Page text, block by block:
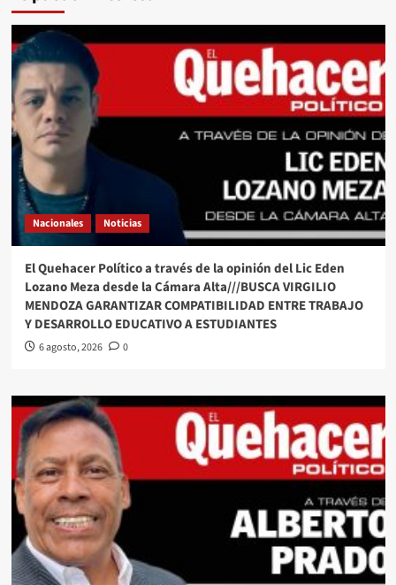
Nacionales Noticias
El Quehacer Político a través de la opinión del Lic Eden
Lozano Meza desde la Cámara Alta///BUSCA VIRGILIO
MENDOZA GARANTIZAR COMPATIBILIDAD ENTRE TRABAJO
Y DESARROLLO EDUCATIVO A ESTUDIANTES
6 agosto, 2026 0